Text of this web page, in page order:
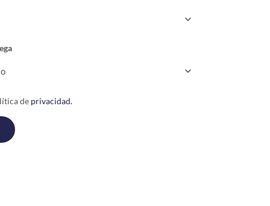
de privacidad.